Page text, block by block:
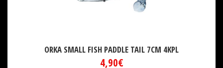
ORKA SMALL FISH PADDLE TAIL 7CM 4KPL
4,90€